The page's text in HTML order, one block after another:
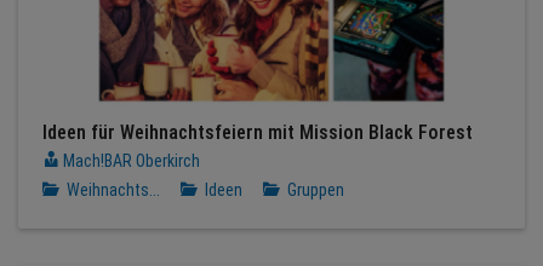
Ideen für Weihnachtsfeiern mit Mission Black Forest
Mach!BAR Oberkirch
Weihnachts...
Ideen Gruppen